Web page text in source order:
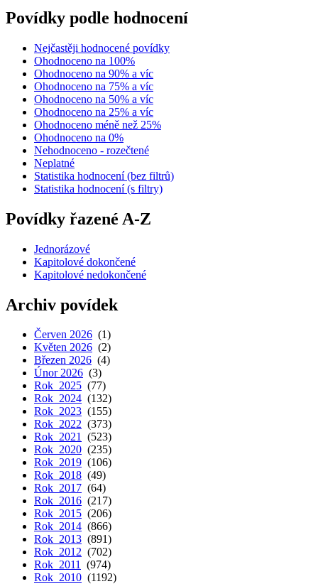
Povídky podle hodnocení
Nejčastěji hodnocené povídky
Ohodnoceno na 100%
Ohodnoceno na 90% a víc
Ohodnoceno na 75% a víc
Ohodnoceno na 50% a víc
Ohodnoceno na 25% a víc
Ohodnoceno méně než 25%
Ohodnoceno na 0%
Nehodnoceno - rozečtené
Neplatné
Statistika hodnocení (bez filtrů)
Statistika hodnocení (s filtry)
Povídky řazené A-Z
Jednorázové
Kapitolové dokončené
Kapitolové nedokončené
Archiv povídek
Červen 2026 (1)
Květen 2026 (2)
Březen 2026 (4)
Únor 2026 (3)
Rok 2025 (77)
Rok 2024 (132)
Rok 2023 (155)
Rok 2022 (373)
Rok 2021 (523)
Rok 2020 (235)
Rok 2019 (106)
Rok 2018 (49)
Rok 2017 (64)
Rok 2016 (217)
Rok 2015 (206)
Rok 2014 (866)
Rok 2013 (891)
Rok 2012 (702)
Rok 2011 (974)
Rok 2010 (1192)